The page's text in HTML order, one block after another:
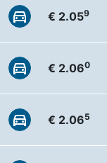
€ 2.059
€ 2.060
€ 2.065